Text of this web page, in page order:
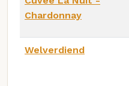
Chardonnay
Welverdiend